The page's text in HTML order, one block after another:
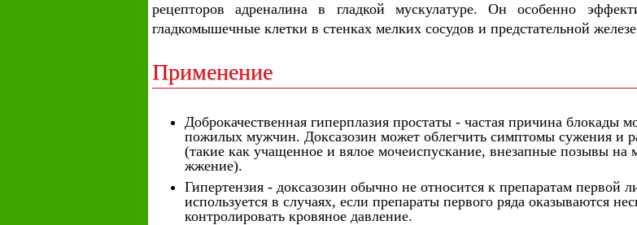
рецепторов адреналина в гладкой мускулатуре. Он особенно
гладкомышечные клетки в стенках мелких сосудов и предстательной
Применение
Доброкачественная гиперплазия простаты - частая причина блокады
пожилых мужчин. Доксазозин может облегчить симптомы сужения и
(такие как учащенное и вялое мочеиспускание, внезапные позывы на
жжение).
Гипертензия - доксазозин обычно не относится к препаратам первой
используется в случаях, если препараты первого ряда оказываются
контролировать кровяное давление.